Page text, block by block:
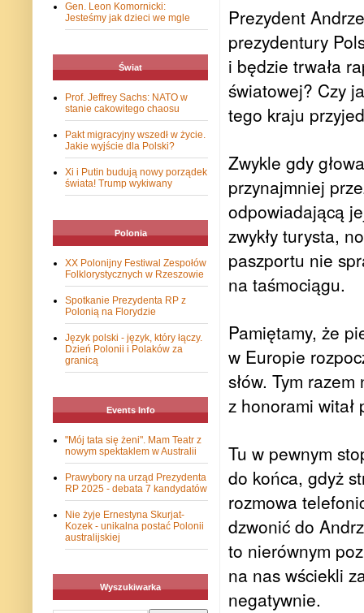
Prezydent
prezydentury
i będzie trwała
światowej? Czy
tego kraju
Zwykle gdy
przynajmniej
odpowiadającą
zwykły turysta,
paszportu nie
na taśmociągu.
Pamiętamy, że
w Europie
słów. Tym
z honorami
Tu w pewnym
do końca, gdyż
rozmowa
dzwonić do
to nierównym
na nas wściekli
negatywnie.
Gen. Leon Komornicki:
Jesteśmy jak dzieci we mgle
Świat
Prof. Jeffrey Sachs: NATO w
stanie cakowitego chaosu
Pakt migracyjny wszedł w życie.
Jakie wyjście dla Polski?
Xi i Putin budują nowy porządek
świata! Trump wykiwany
Polonia
XX Polonijny Festiwal Zespołów
Folklorystycznych w Rzeszowie
Spotkanie Prezydenta RP z
Polonią na Florydzie
Język polski - język, który łączy.
Dzień Polonii i Polaków za
granicą
Events Info
"Mój tata się żeni". Mam Teatr z
nowym spektaklem w Australii
Prawybory na urząd Prezydenta
RP 2025 - debata 7 kandydatów
Nie żyje Ernestyna Skurjat-
Kozek - unikalna postać Polonii
australijskiej
Wyszukiwarka